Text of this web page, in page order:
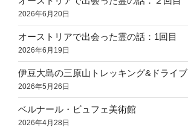
2026年6月20日
オーストリアで出会った霊の話：1回目
2026年6月19日
伊豆大島の三原山トレッキング&ドライブ
2026年5月26日
ベルナール・ビュフェ美術館
2026年4月28日